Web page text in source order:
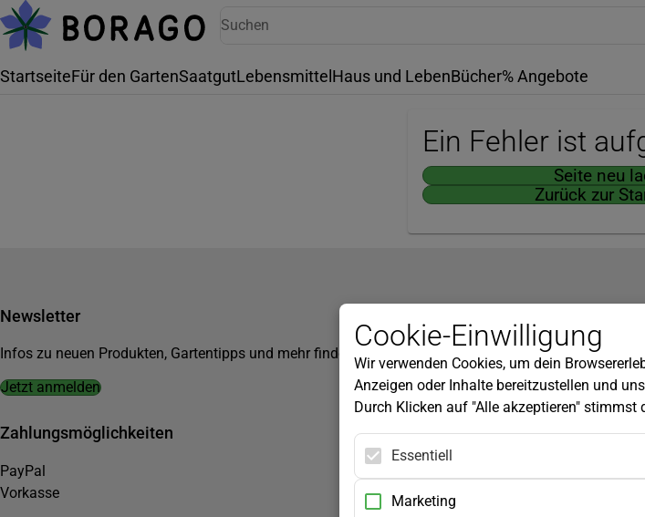
StartseiteFür den GartenSaatgutLebensmittel Haus und LebenBücher% Angebote
Ein Fehler ist
Seite neu
Zurück zur
Newsletter
Infos zu neuen Produkten, Gartentipps und mehr findest du in unserem Newsletter!
Jetzt anmelden
Zahlungsmöglichkeiten
PayPal
Vorkasse
Cookie-Einwilligung
Wir verwenden Cookies, um dein
Anzeigen oder Inhalte bereitzustellen und
Durch Klicken auf "Alle akzeptieren" stimmst
Essentiell
Marketing